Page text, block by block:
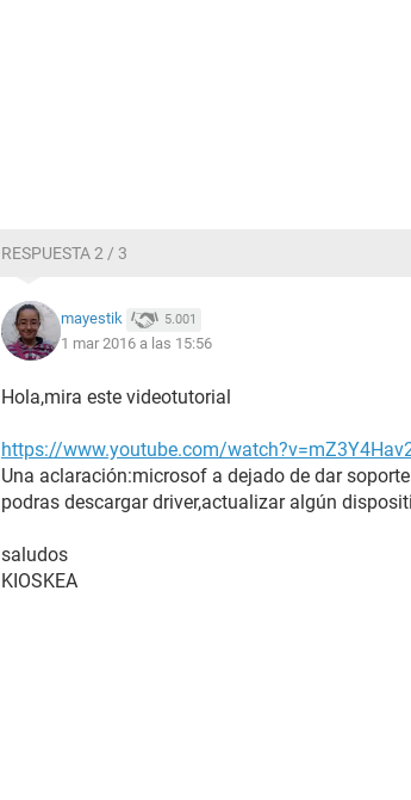
RESPUESTA 2 / 3
mayestik 5.001
1 mar 2016 a las 15:56
Hola,mira este videotutorial
https://www.youtube.com/
Una aclaración:microsof a dejado de dar
podras descargar driver,actualizar algún
saludos
KIOSKEA